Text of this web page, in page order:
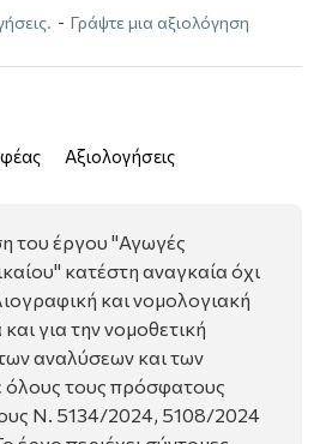
- Γράψτε μια αξιολόγηση
Αξιολογήσεις
του έργου "Αγωγές
κατέστη αναγκαία όχι
και νομολογιακή
για την νομοθετική
αναλύσεων και των
όλους τους πρόσφατους
Ν. 5134/2024, 5108/2024